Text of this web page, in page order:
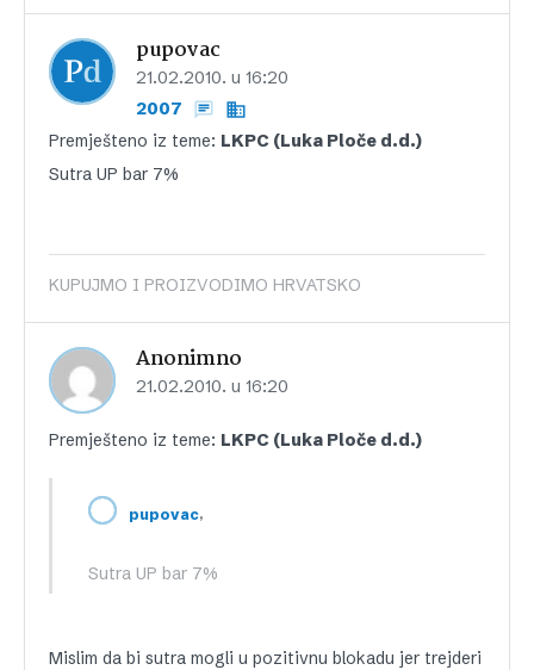
pupovac
21.02.2010. u 16:20
2007
Premješteno iz teme: LKPC (Luka Ploče d.d.)
Sutra UP bar 7%
KUPUJMO I PROIZVODIMO HRVATSKO
Anonimno
21.02.2010. u 16:20
Premješteno iz teme: LKPC (Luka Ploče d.d.)
pupovac,
Sutra UP bar 7%
Mislim da bi sutra mogli u pozitivnu blokadu jer trejderi